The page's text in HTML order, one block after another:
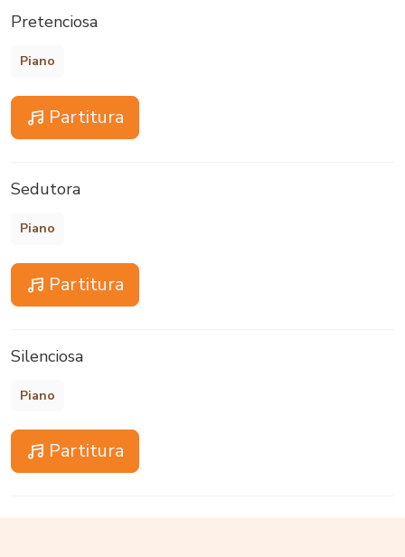
Pretenciosa
Piano
Partitura
Sedutora
Piano
Partitura
Silenciosa
Piano
Partitura